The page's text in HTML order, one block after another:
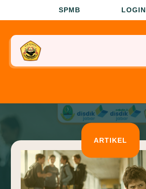
SPMB LOGIN
ARTIKEL